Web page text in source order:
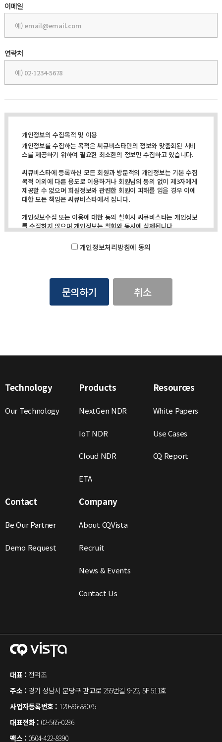
이메일
연락처
개인정보의 수집목적 및 이용
개인정보를 수집하는 목적은 씨큐비스타만의 정보와 맞춤회된 서비
스를 제공하기 위하여 필요한 최소한의 정보만 수집하고 있습니다.
씨큐비스타에 등록하신 모든 회원과 방문객의 개인정보는 기본 수집
목적 이외에 다른 용도로 이용하거나 회원님의 동의 없이 제3자에게
제공할 수 없으며 회원정보와 관련한 회원이 피해를 입을 경우 이에
대한 모든 책임은 씨큐비스타에서 집니다.
개인정보수집 또는 이용에 대한 동의 철회시 씨큐비스타는 개인정보
를 수집하지 않으며 개인정보는 철회와 동시에 삭제됩니다.
수집하는 개인정보 항목 및 수집방법
씨큐비스타는 이용자의 정보 수집시 서비스 제공에 필요한 최소한의
* 필수사항 : 이름
* 필수사항 : 이메일주소, 홈페이지주소, 전화번호(휴대폰), 주소
방문객자격 상실의 경우에는 등록된 방문객의 정보는 완전히 삭제되
개인정보처리방침에 동의
취소
Technology
Our Technology
Products
NextGen NDR
IoT NDR
Cloud NDR
ETA
Resources
White Papers
Use Cases
CQ Report
Contact
Be Our Partner
Demo Request
Company
About CQVista
Recruit
News & Events
Contact Us
대표 : 전덕조
주소 : 경기 성남시 분당구 판교로 255번길 9-22, 5F 511호
사업자등록번호 : 120-86-88075
대표전화 : 02-565-0236
팩스 : 0504-422-8390